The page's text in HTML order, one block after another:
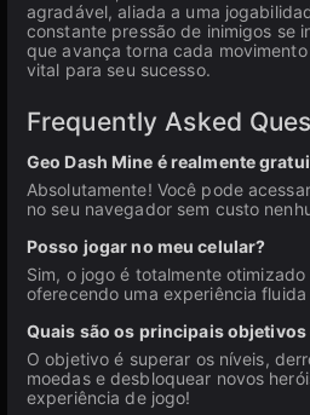
agradável, aliada a uma
constante pressão de inimigos se
que avança torna cada
vital para seu sucesso.
Frequently Asked
Geo Dash Mine é realmente
Absolutamente! Você pode
no seu navegador sem custo
Posso jogar no meu celular?
Sim, o jogo é totalmente
oferecendo uma experiência
Quais são os principais
O objetivo é superar os níveis,
moedas e desbloquear novos
experiência de jogo!